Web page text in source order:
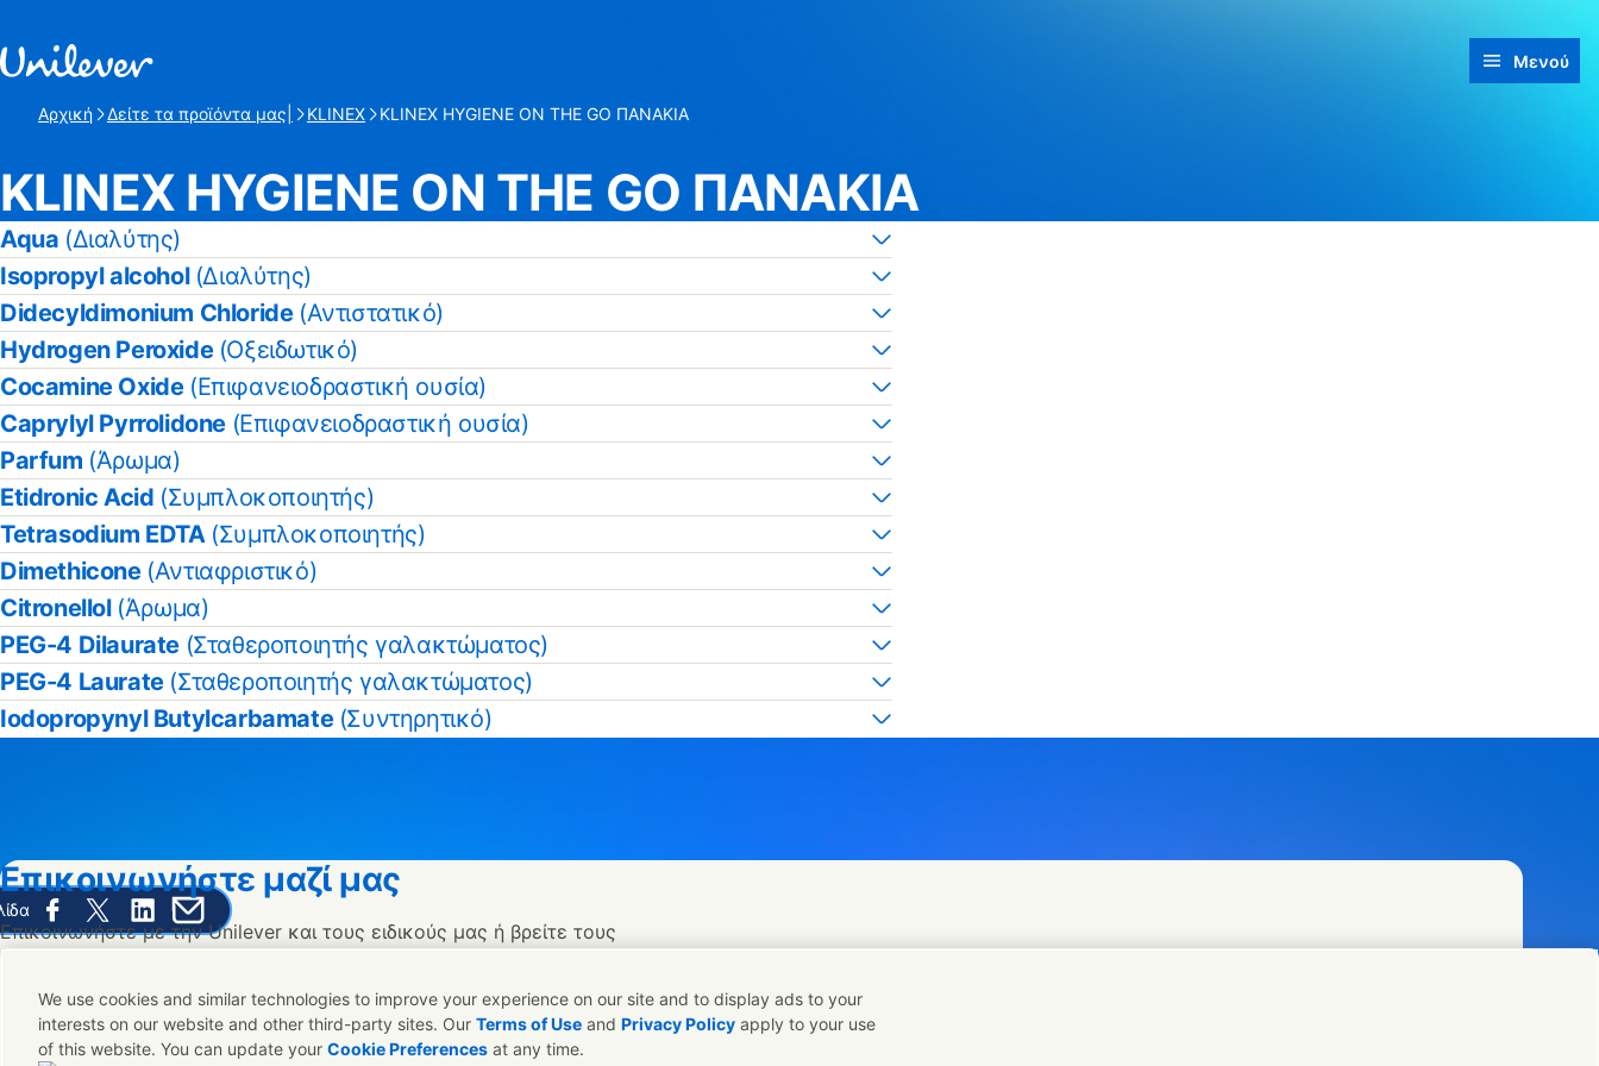
Μενού
Αρχική Δείτε τα προϊόντα μας| KLINEXΤρέχουσα σελίδα:
KLINEX HYGIENE ON THE GO ΠΑΝΑΚΙΑ
KLINEX HYGIENE ON THE GO ΠΑΝΑΚΙΑ
Aqua (Διαλύτης)
Isopropyl alcohol (Διαλύτης)
Didecyldimonium Chloride (Αντιστατικό)
Hydrogen Peroxide (Οξειδωτικό)
Cocamine Oxide (Επιφανειοδραστική ουσία)
Caprylyl Pyrrolidone (Επιφανειοδραστική ουσία)
Parfum (Άρωμα)
Etidronic Acid (Συμπλοκοποιητής)
Tetrasodium EDTA (Συμπλοκοποιητής)
Dimethicone (Αντιαφριστικό)
Citronellol (Άρωμα)
PEG-4 Dilaurate (Σταθεροποιητής γαλακτώματος)
PEG-4 Laurate (Σταθεροποιητής γαλακτώματος)
Iodopropynyl Butylcarbamate (Συντηρητικό)
Share this page on Facebook
Share this page on X
Share this page on Linked In
Share this page on E-mail
Επικοινωνήστε μαζί μας
Επικοινωνήστε με την Unilever και τους ειδικούς μας ή βρείτε τους
Επικοινωνήστε μαζί μας
We use cookies and similar technologies to improve your experience on our site and to display ads to your
interests on our website and other third-party sites. Our Terms of Use and Privacy Policy apply to your use
of this website. You can update your Cookie Preferences at any time.